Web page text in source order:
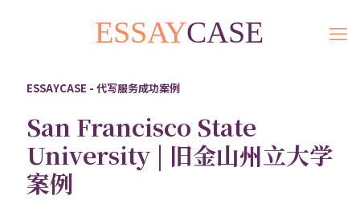
ESSAYCASE - 代写服务成功案例
San Francisco State
University | 旧金山州立大学
案例